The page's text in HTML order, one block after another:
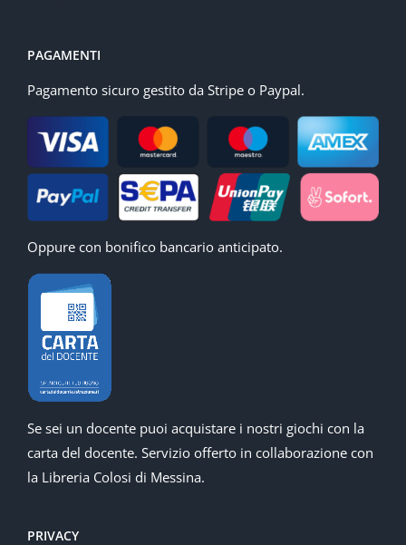
PAGAMENTI
Pagamento sicuro gestito da Stripe o Paypal.
Oppure con bonifico bancario anticipato.
Se sei un docente puoi acquistare i nostri giochi con la
carta del docente. Servizio offerto in collaborazione con
la Libreria Colosi di Messina.
PRIVACY